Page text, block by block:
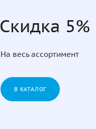
Скидка 5%
На весь ассортимент
В КАТАЛОГ